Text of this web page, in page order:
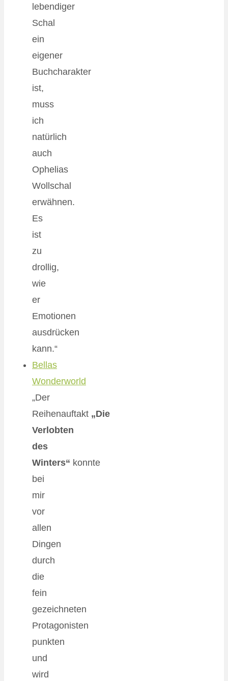
lebendiger
Schal
ein
eigener
Buchcharakter
ist,
muss
ich
natürlich
auch
Ophelias
Wollschal
erwähnen.
Es
ist
zu
drollig,
wie
er
Emotionen
ausdrücken
kann.“
Bellas
Wonderworld
„Der
Reihenauftakt „Die
Verlobten
des
Winters“ konnte
bei
mir
vor
allen
Dingen
durch
die
fein
gezeichneten
Protagonisten
punkten
und
wird